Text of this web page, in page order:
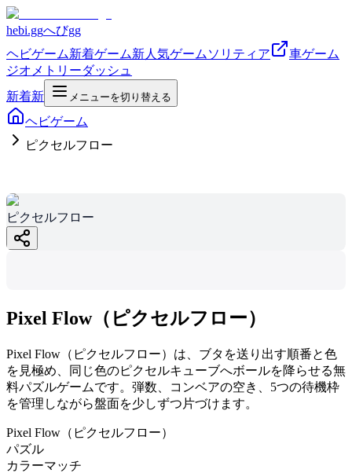
hebi.ggへびgg
ヘビゲーム新着ゲーム新人気ゲーム ソリティア
車ゲーム
ジオメトリーダッシュ
新着新 メニューを切り替える
ヘビゲーム
ピクセルフロー
ピクセルフロー
Pixel Flow（ピクセルフロー）
Pixel Flow（ピクセルフロー）は、ブタを送り出す順番と色
を見極め、同じ色のピクセルキューブへボールを降らせる無
料パズルゲームです。弾数、コンベアの空き、5つの待機枠
を管理しながら盤面を少しずつ片づけます。
Pixel Flow（ピクセルフロー）
パズル
カラーマッチ